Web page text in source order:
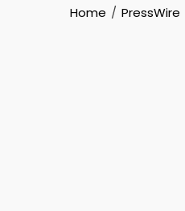
Home PressWire